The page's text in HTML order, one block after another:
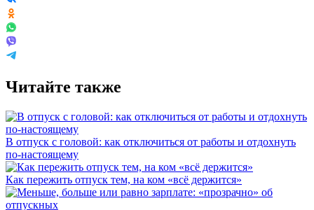
Читайте также
В отпуск с головой: как отключиться от работы и отдохнуть
по-настоящему
Как пережить отпуск тем, на ком «всё держится»